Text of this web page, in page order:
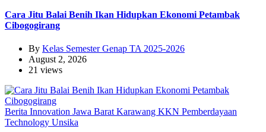
Cara Jitu Balai Benih Ikan Hidupkan Ekonomi Petambak
Cibogogirang
By Kelas Semester Genap TA 2025-2026
August 2, 2026
21 views
Berita Innovation Jawa Barat Karawang KKN Pemberdayaan
Technology Unsika